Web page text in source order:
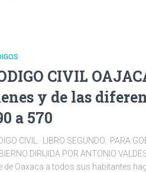
CIVIL
y de las
a 570
CIVIL. LIBRO SEGUNDO. PARA
DIRIJIDA POR ANTONIO
de Oaxaca a todos sus habitantes